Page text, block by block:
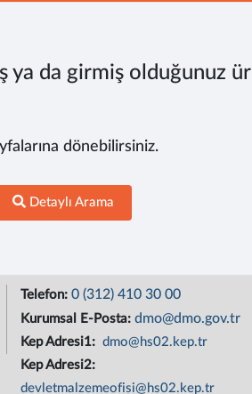
ya da girmiş olduğunuz
dönebilirsiniz.
Detaylı Arama
Telefon: 0 (312) 410 30 00
Kurumsal E-Posta: dmo@dmo.gov.tr
Kep Adresi1: dmo@hs02.kep.tr
Kep Adresi2:
devletmalzemeofisi@hs02.kep.tr